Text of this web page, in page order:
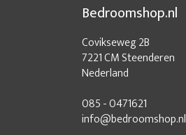
Bedroomshop.nl
Covikseweg 2B
7221 CM Steenderen
Nederland
085 - 0471621
info@bedroomshop.nl